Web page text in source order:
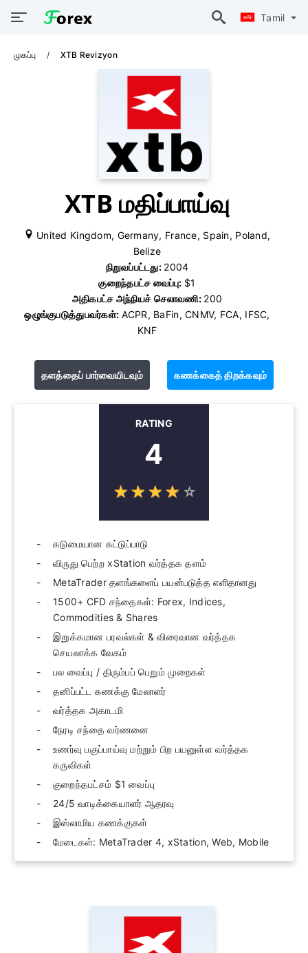
Tamil
முகப்பு XTB Revizyon
XTB மதிப்பாய்வு
United Kingdom, Germany, France, Spain, Poland,
Belize
நிறுவப்பட்டது: 2004
குறைந்தபட்ச வைப்பு: $1
அதிகபட்ச அந்நியச் செலாவணி: 200
ஒழுங்குபடுத்துபவர்கள்: ACPR, BaFin, CNMV, FCA, IFSC,
KNF
தளத்தைப் பார்வையிடவும் கணக்கைத் திறக்கவும்
RATING
4
☆☆☆☆ ☆
★★★★ ★
கடுமையான கட்டுப்பாடு
விருது பெற்ற xStation வர்த்தக தளம்
MetaTrader தளங்களைப் பயன்படுத்த எளிதானது
1500+ CFD சந்தைகள்: Forex, Indices,
Commodities & Shares
இறுக்கமான பரவல்கள் & விரைவான வர்த்தக
செயலாக்க வேகம்
பல வைப்பு / திரும்பப் பெறும் முறைகள்
தனிப்பட்ட கணக்கு மேலாளர்
வர்த்தக அகாடமி
நேரடி சந்தை வர்ணனை
உணர்வு பகுப்பாய்வு மற்றும் பிற பயனுள்ள வர்த்தக
கருவிகள்
குறைந்தபட்சம் $1 வைப்பு
24/5 வாடிக்கையாளர் ஆதரவு
இஸ்லாமிய கணக்குகள்
மேடைகள்: MetaTrader 4, xStation, Web, Mobile